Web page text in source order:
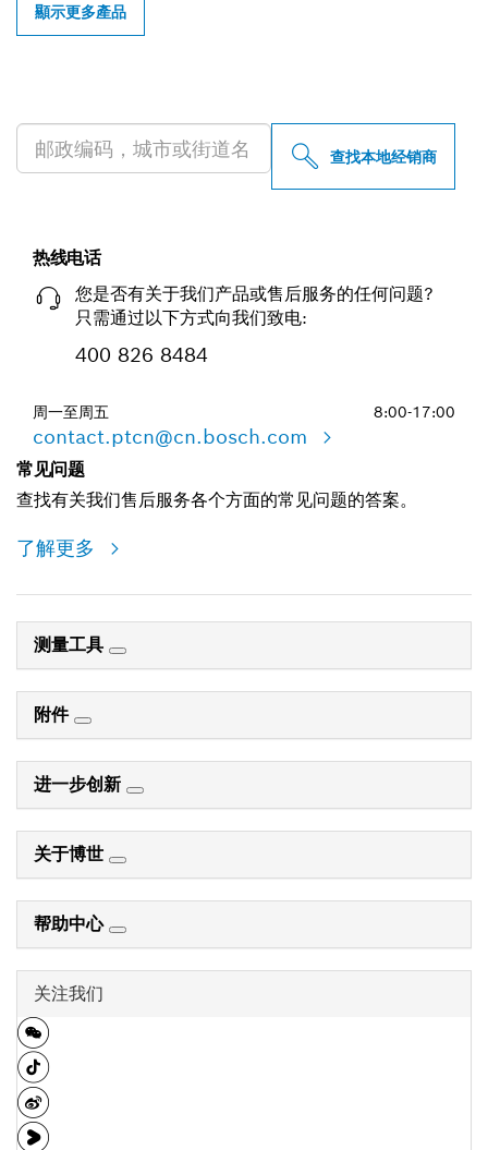
顯示更多產品
查找本地经销商
热线电话
您是否有关于我们产品或售后服务的任何问题?
只需通过以下方式向我们致电:
400 826 8484
周一至周五 8:00-17:00
contact.ptcn@cn.bosch.com
常见问题
查找有关我们售后服务各个方面的常见问题的答案。
了解更多
测量工具
附件
进一步创新
关于博世
帮助中心
关注我们